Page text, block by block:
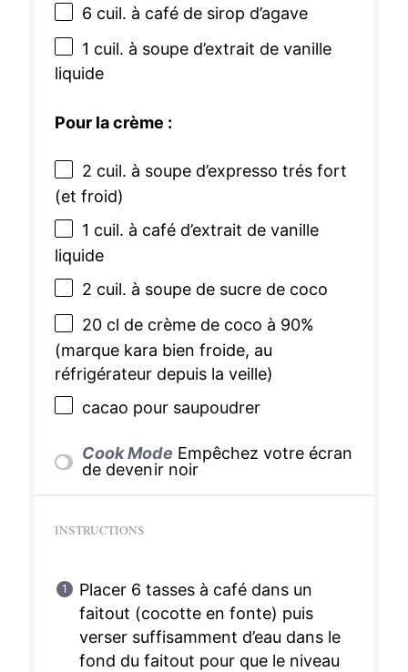
6 cuil. à café de sirop d’agave
1 cuil. à soupe d’extrait de vanille
liquide
Pour la crème :
2 cuil. à soupe d’expresso trés fort
(et froid)
1 cuil. à café d’extrait de vanille
liquide
2 cuil. à soupe de sucre de coco
20cl de crème de coco à 90%
(marque kara bien froide, au
réfrigérateur depuis la veille)
cacao pour saupoudrer
Cook Mode Empêchez votre écran
de devenir noir
INSTRUCTIONS
Placer 6 tasses à café dans un
faitout (cocotte en fonte) puis
verser suffisamment d’eau dans le
fond du faitout pour que le niveau